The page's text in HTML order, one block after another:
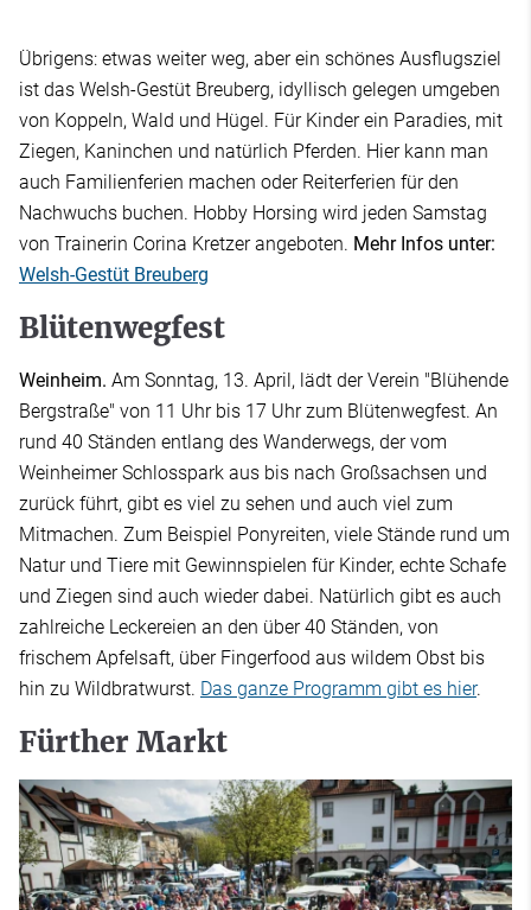
Übrigens: etwas weiter weg, aber ein schönes Ausflugsziel
ist das Welsh-Gestüt Breuberg, idyllisch gelegen umgeben
von Koppeln, Wald und Hügel. Für Kinder ein Paradies, mit
Ziegen, Kaninchen und natürlich Pferden. Hier kann man
auch Familienferien machen oder Reiterferien für den
Nachwuchs buchen. Hobby Horsing wird jeden Samstag
von Trainerin Corina Kretzer angeboten. Mehr Infos unter:
Welsh-Gestüt Breuberg
Blütenwegfest
Weinheim. Am Sonntag, 13. April, lädt der Verein "Blühende
Bergstraße" von 11 Uhr bis 17 Uhr zum Blütenwegfest. An
rund 40 Ständen entlang des Wanderwegs, der vom
Weinheimer Schlosspark aus bis nach Großsachsen und
zurück führt, gibt es viel zu sehen und auch viel zum
Mitmachen. Zum Beispiel Ponyreiten, viele Stände rund um
Natur und Tiere mit Gewinnspielen für Kinder, echte Schafe
und Ziegen sind auch wieder dabei. Natürlich gibt es auch
zahlreiche Leckereien an den über 40 Ständen, von
frischem Apfelsaft, über Fingerfood aus wildem Obst bis
hin zu Wildbratwurst. Das ganze Programm gibt es hier.
Fürther Markt